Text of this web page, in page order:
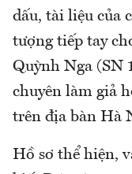
dấu, tài liệu của
tượng tiếp tay
Quỳnh Nga (SN
chuyên làm giả
trên địa bàn Hà
Hồ sơ thể hiện,